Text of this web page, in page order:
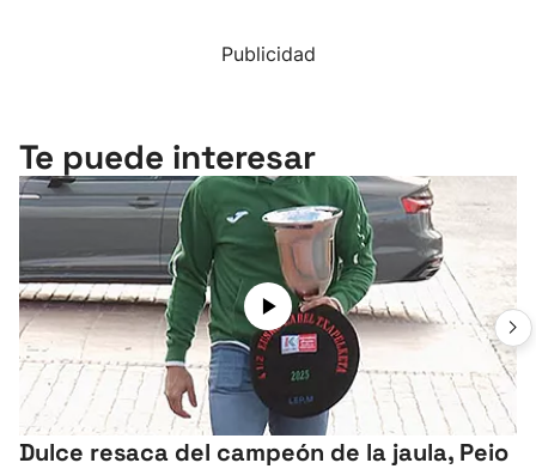
Publicidad
Te puede interesar
Dulce resaca del campeón de la jaula, Peio